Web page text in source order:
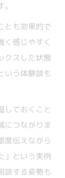
とも効果的で
く感じやすく
クスした状態
いう体験談も
しておくこと
につながりま
度伝えながら
」という実例
談する姿勢も